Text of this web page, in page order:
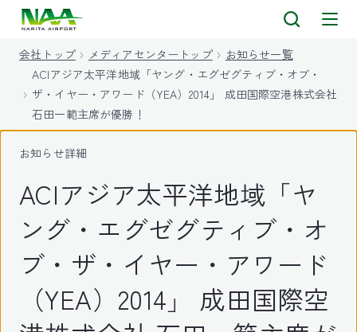
会社トップ メディアセンタートップ
お知らせ一覧
ACIアジア太平洋地域「ヤング・エグゼグティブ・オブ・
ザ・イヤー・アワード（YEA）2014」 成田国際空港株式会社
石田一範主席が優勝！
お知らせ詳細
ACIアジア太平洋地域「ヤ
ング・エグゼグティブ・オ
ブ・ザ・イヤー・アワード
（YEA）2014」 成田国際空